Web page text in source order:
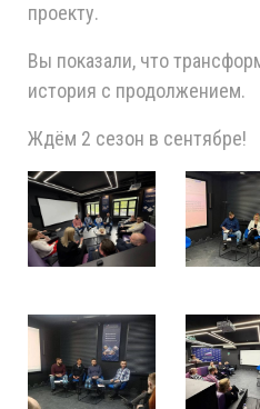
проекту.
Вы показали, что
история с продолжением.
Ждём 2 сезон в сентябре!